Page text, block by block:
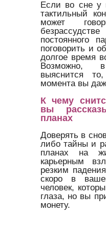
Если во сне у
тактильный
может
постоянного
поговорить и
долгое время
Возможно,
выяснится
момента вы
К чему
вы
планах
Доверять в
либо тайны и
планах на
карьерным
резким
скоро в
человек,
глаза, но вы
монету.